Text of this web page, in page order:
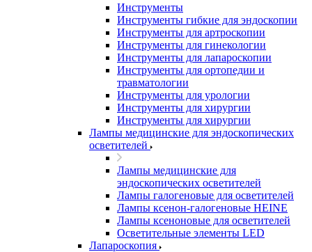
Инструменты
Инструменты гибкие для эндоскопии
Инструменты для артроскопии
Инструменты для гинекологии
Инструменты для лапароскопии
Инструменты для ортопедии и
травматологии
Инструменты для урологии
Инструменты для хирургии
Инструменты для хирургии
Лампы медицинские для эндоскопических
осветителей
Лампы медицинские для
эндоскопических осветителей
Лампы галогеновые для осветителей
Лампы ксенон-галогеновые HEINE
Лампы ксеноновые для осветителей
Осветительные элементы LED
Лапароскопия